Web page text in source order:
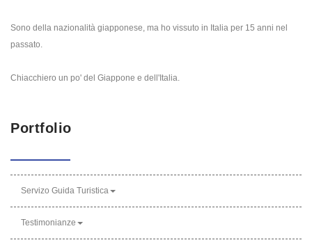
Sono della nazionalità giapponese, ma ho vissuto in Italia per 15 anni nel
passato.
Chiacchiero un po' del Giappone e dell'Italia.
Portfolio
Servizo Guida Turistica
Testimonianze